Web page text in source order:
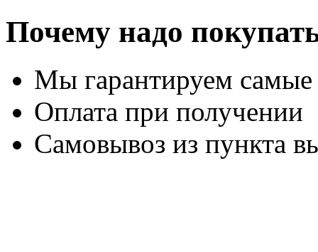
Почему надо
Мы гарантируем
Оплата при получении
Самовывоз из пункта